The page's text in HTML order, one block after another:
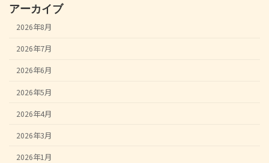
アーカイブ
2026年8月
2026年7月
2026年6月
2026年5月
2026年4月
2026年3月
2026年1月